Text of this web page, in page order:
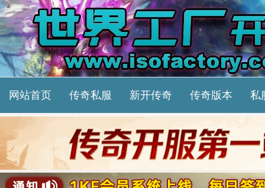
网站首页 传奇私服 新开传奇 传奇版本 私